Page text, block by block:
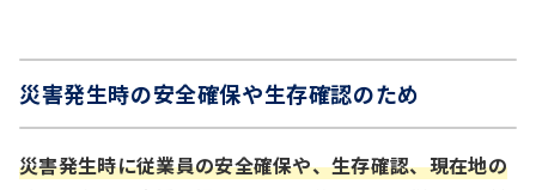
災害発生時の安全確保や生存確認のため
災害発生時に従業員の安全確保や、生存確認、現在地の